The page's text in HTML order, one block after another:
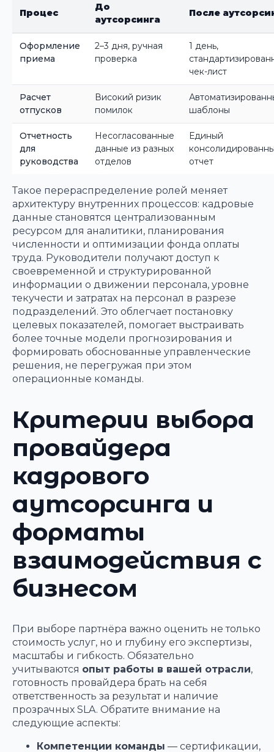
Процес
До
аутсорсинга
После
Оформление
приема
2–3 дня, ручная
проверка
1 день,
чек-лист
Расчет
отпусков
Високий ризик
помилок
шаблоны
Отчетность
для
руководства
Несогласованные
данные из разных
отделов
Единый
отчет
Такое перераспределение ролей меняет
архитектуру внутренних процессов: кадровые
данные становятся централизованным
ресурсом для аналитики, планирования
численности и оптимизации фонда оплаты
труда. Руководители получают доступ к
своевременной и структурированной
информации о движении персонала, уровне
текучести и затратах на персонал в разрезе
подразделений. Это облегчает постановку
целевых показателей, помогает выстраивать
более точные модели прогнозирования и
формировать обоснованные управленческие
решения, не перегружая при этом
операционные команды.
Критерии выбора
провайдера
кадрового
аутсорсинга и
форматы
взаимодействия с
бизнесом
При выборе партнёра важно оценить не только
стоимость услуг, но и глубину его экспертизы,
масштабы и гибкость. Обязательно
учитываются опыт работы в вашей отрасли,
готовность провайдера брать на себя
ответственность за результат и наличие
прозрачных SLA. Обратите внимание на
следующие аспекты:
Компетенции команды — сертификации,